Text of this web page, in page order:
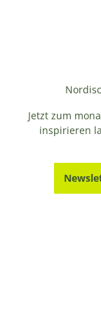
Jetzt zum
inspirieren